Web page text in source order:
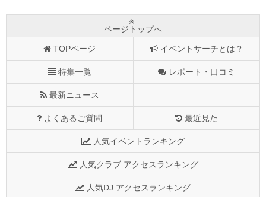
ページトップへ
TOPページ イベントサーチとは？
特集一覧 レポート・口コミ
最新ニュース
よくあるご質問 最近見た
人気イベントランキング
人気クラブ アクセスランキング
人気DJ アクセスランキング